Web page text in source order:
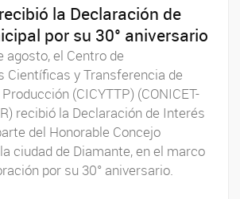
la Declaración de
por su 30° aniversario
agosto, el Centro de
Científicas y Transferencia de
(CICYTTP) (CONICET-
recibió la Declaración de Interés
del Honorable Concejo
ciudad de Diamante, en el marco
por su 30° aniversario.